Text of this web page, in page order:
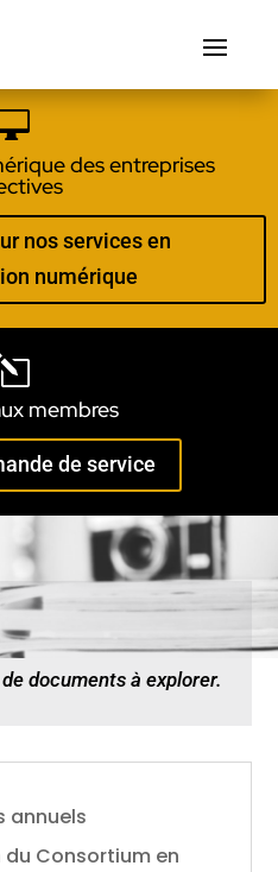
des entreprises
nos services en
numérique
membres
de service
documents à explorer.
annuels
du Consortium en